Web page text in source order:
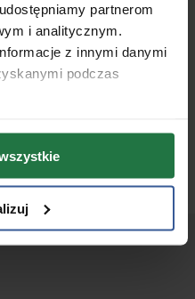
partnerom
i analitycznym.
z innymi danymi
podczas